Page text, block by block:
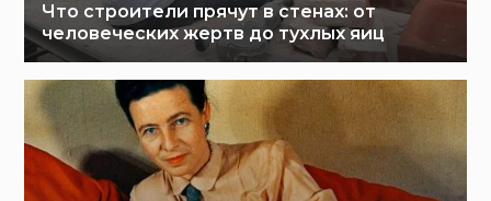
Что строители прячут в стенах: от
человеческих жертв до тухлых яиц